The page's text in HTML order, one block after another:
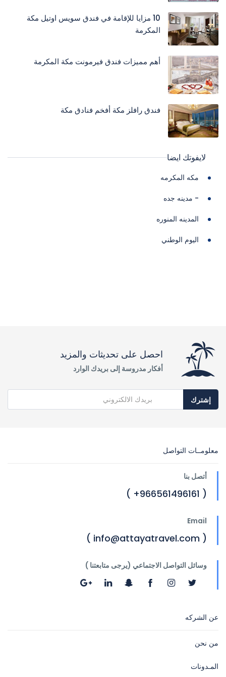
10 مزايا للإقامة في فندق سويس اوتيل مكة
المكرمة
أهم مميزات فندق فيرمونت مكة المكرمة
فندق رافلز مكة أفخم فنادق مكة
لايفوتك ايضا
مكه المكرمه
- مدينه جده
المدينه المنوره
اليوم الوطني
احصل على تحديثات والمزيد
أفكار مدروسة إلى بريدك الوارد
إشترك
معلومــات التواصل
أتصل بنا
( 966561496161+ )
Email
( info@attayatravel.com )
وسائل التواصل الاجتماعي (يرجى متابعتنا )
عن الشركه
من نحن
المـدونات